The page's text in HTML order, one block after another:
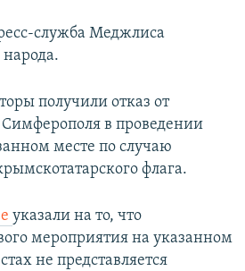
служба Меджлиса
получили отказ от
в проведении
месте по случаю
флага.
указали на то, что
мероприятия на указанном
не представляется